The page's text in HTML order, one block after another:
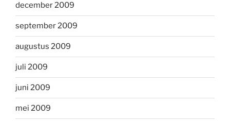
december 2009
september 2009
augustus 2009
juli 2009
juni 2009
mei 2009